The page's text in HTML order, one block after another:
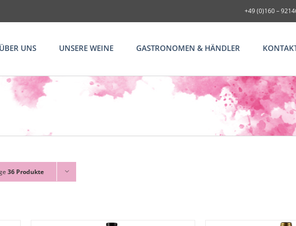
+49 (0)160 –
ÜBER UNS UNSERE WEINE GASTRONOMEN & HÄNDLER
36 Produkte